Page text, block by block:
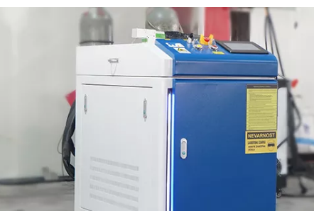
internacional, mantendo o tom profissional e inspirador do